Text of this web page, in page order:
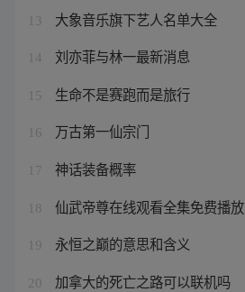
13 大象音乐旗下艺人名单大全
14 刘亦菲与林一最新消息
15 生命不是赛跑而是旅行
16 万古第一仙宗门
17 神话装备概率
18 仙武帝尊在线观看全集免费播放
19 永恒之巅的意思和含义
20 加拿大的死亡之路可以联机吗